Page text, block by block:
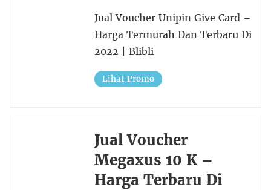
Jual Voucher Unipin Give Card –
Harga Termurah Dan Terbaru Di
2022 | Blibli
Lihat Promo
Jual Voucher
Megaxus 10 K –
Harga Terbaru Di